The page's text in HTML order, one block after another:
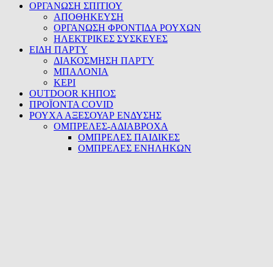
ΟΡΓΑΝΩΣΗ ΣΠΙΤΙΟΥ
ΑΠΟΘΗΚΕΥΣΗ
ΟΡΓΑΝΩΣΗ ΦΡΟΝΤΙΔΑ ΡΟΥΧΩΝ
ΗΛΕΚΤΡΙΚΕΣ ΣΥΣΚΕΥΕΣ
ΕΙΔΗ ΠΑΡΤΥ
ΔΙΑΚΟΣΜΗΣΗ ΠΑΡΤΥ
ΜΠΑΛΟΝΙΑ
ΚΕΡΙ
OUTDOOR ΚΗΠΟΣ
ΠΡΟΪΟΝΤΑ COVID
ΡΟΥΧΑ ΑΞΕΣΟΥΑΡ ΕΝΔΥΣΗΣ
ΟΜΠΡΕΛΕΣ-ΑΔΙΑΒΡΟΧΑ
ΟΜΠΡΕΛΕΣ ΠΑΙΔΙΚΕΣ
ΟΜΠΡΕΛΕΣ ΕΝΗΛΗΚΩΝ